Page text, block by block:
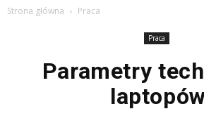
Strona główna Praca
Praca
Parametry